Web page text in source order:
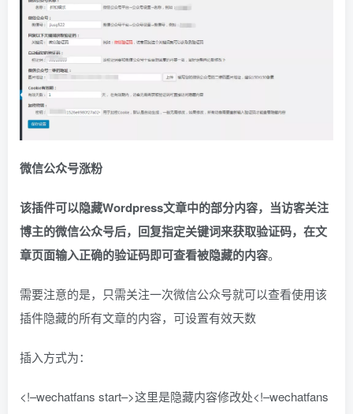
微信公众号涨粉
该插件可以隐藏Wordpress文章中的部分内容，当访客关注
博主的微信公众号后，回复指定关键词来获取验证码，在文
章页面输入正确的验证码即可查看被隐藏的内容。
需要注意的是，只需关注一次微信公众号就可以查看使用该
插件隐藏的所有文章的内容，可设置有效天数
插入方式为：
<!–wechatfans start–>这里是隐藏内容修改处<!–wechatfans